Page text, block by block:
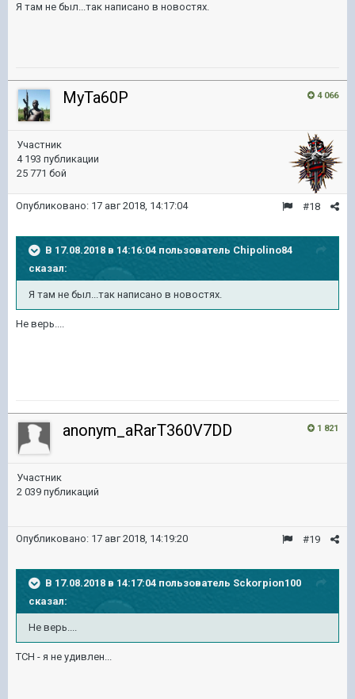
Я там не был...так написано в новостях.
4 066
MyTa60P
Участник
4 193 публикации
25 771 бой
#18
Опубликовано: 17 авг 2018, 14:17:04
В 17.08.2018 в 14:16:04 пользователь Chipolino84
сказал:
Я там не был...так написано в новостях.
Не верь....
1 821
anonym_aRarT360V7DD
Участник
2 039 публикаций
#19
Опубликовано: 17 авг 2018, 14:19:20
В 17.08.2018 в 14:17:04 пользователь Sckorpion100
сказал:
Не верь....
ТСН - я не удивлен...